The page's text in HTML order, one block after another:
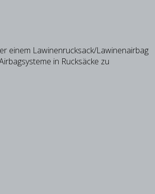
einem Lawinenrucksack/Lawinenairbag
in Rucksäcke zu